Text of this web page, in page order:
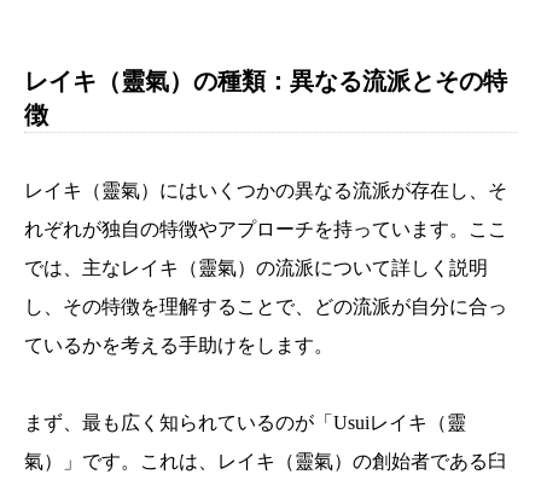
レイキ（靈氣）の種類：異なる流派とその特
徴
レイキ（靈氣）にはいくつかの異なる流派が存在し、そ
れぞれが独自の特徴やアプローチを持っています。ここ
では、主なレイキ（靈氣）の流派について詳しく説明
し、その特徴を理解することで、どの流派が自分に合っ
ているかを考える手助けをします。
まず、最も広く知られているのが「Usuiレイキ（靈
氣）」です。これは、レイキ（靈氣）の創始者である臼